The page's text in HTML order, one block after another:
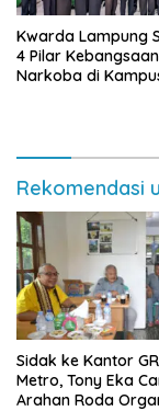
Kwarda Lampung
4 Pilar
Narkoba di
Rekomendasi
‎Sidak ke Kantor
Metro, Tony Eka
Arahan Roda